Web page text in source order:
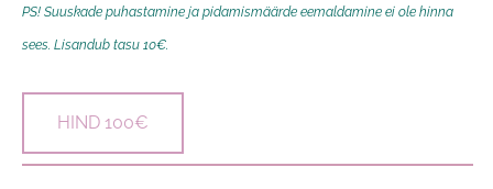
PS! Suuskade puhastamine ja pidamismäärde eemaldamine ei ole hinna
sees. Lisandub tasu 10€.
HIND 100€